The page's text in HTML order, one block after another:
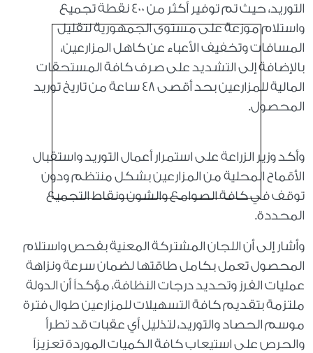
التوريد، حيث تم توفير أكثر من 400 نقطة تجميع
واستلام موزعة على مستوى الجمهورية لتقليل
المسافات وتخفيف الأعباء عن كاهل المزارعين،
بالإضافة إلى التشديد على صرف كافة المستحقات
المالية للمزارعين بحد أقصى 48 ساعة من تاريخ توريد
المحصول.
وأكد وزير الزراعة على استمرار أعمال التوريد واستقبال
الأقماح المحلية من المزارعين بشكل منتظم ودون
توقف في كافة الصوامع والشون ونقاط التجميع
المحددة.
وأشار إلى أن اللجان المشتركة المعنية بفحص واستلام
المحصول تعمل بكامل طاقتها لضمان سرعة ونزاهة
عمليات الفرز وتحديد درجات النظافة، مؤكداً أن الدولة
ملتزمة بتقديم كافة التسهيلات للمزارعين طوال فترة
موسم الحصاد والتوريد، لتذليل أي عقبات قد تطرأ
والحرص على استيعاب كافة الكميات الموردة تعزيزاً